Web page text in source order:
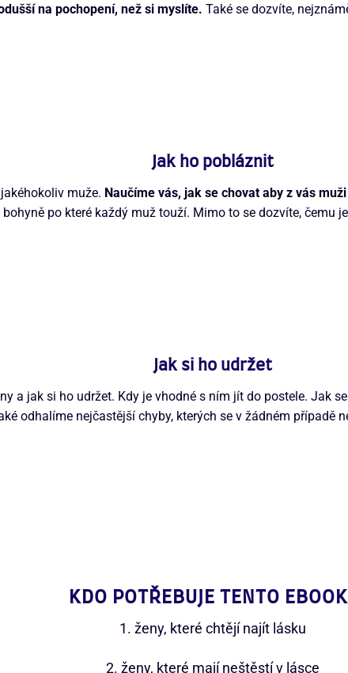
na pochopení, než si myslíte. Také se dozvíte,
Jak ho pobláznit
muže. Naučíme vás, jak se chovat aby z vás
bohyně po které každý muž touží. Mimo to se dozvíte, čemu
Jak si ho udržet
a jak si ho udržet. Kdy je vhodné s ním jít do postele. Jak
odhalíme nejčastější chyby, kterých se v žádném případě
KDO POTŘEBUJE TENTO
1. ženy, které chtějí najít lásku
2. ženy, které mají neštěstí v lásce